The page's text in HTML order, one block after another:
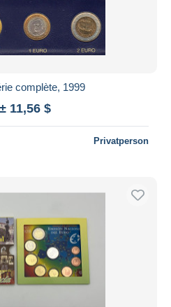
complète, 1999
± 11,56 $
Privatperson